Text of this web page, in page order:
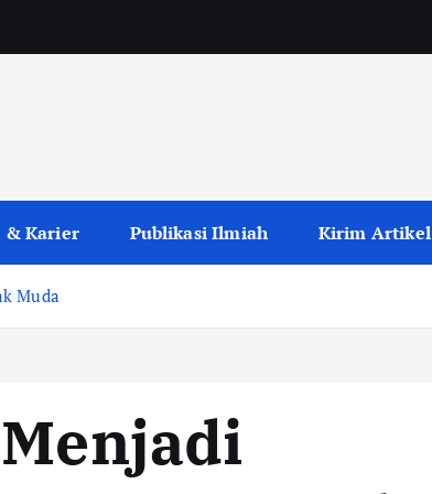
& Karier Publikasi Ilmiah Kirim Artikel
Muda